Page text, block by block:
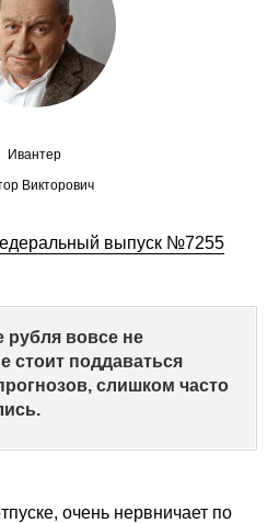
СМИ
Ивантер
Викторович
выпуск №7255
рубля вовсе не
стоит поддаваться
слишком часто
очень нервничает по